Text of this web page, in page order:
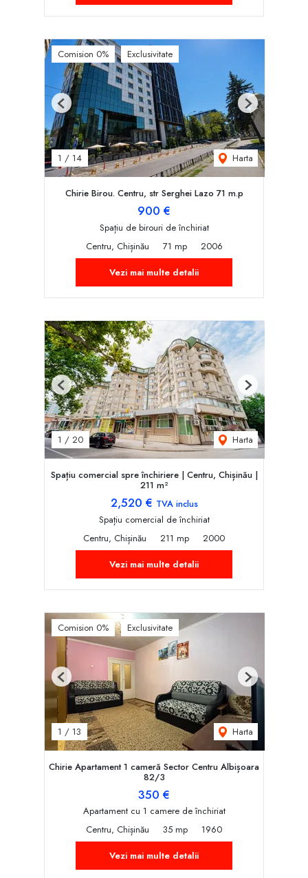
Comision 0% Exclusivitate
1 / 14 Harta
Previous Next
Chirie Birou. Centru, str Serghei Lazo 71 m.p
900 €
Spațiu de birouri de închiriat
Centru, Chișinău
71 mp
2006
Vezi mai multe detalii
1 / 20 Harta
Previous Next
Spațiu comercial spre închiriere | Centru, Chișinău |
211 m²
2,520 € TVA inclus
Spațiu comercial de închiriat
Centru, Chișinău
211 mp
2000
Vezi mai multe detalii
Comision 0% Exclusivitate
1 / 13 Harta
Previous Next
Chirie Apartament 1 cameră Sector Centru Albișoara
82/3
350 €
Apartament cu 1 camere de închiriat
Centru, Chișinău
35 mp
1960
Vezi mai multe detalii